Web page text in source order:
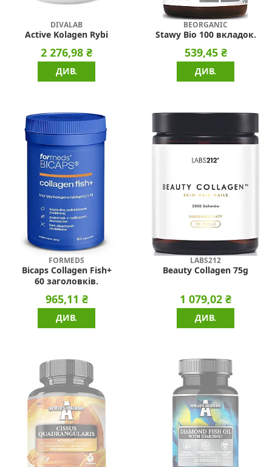
DIVALAB
Active Kolagen Rybi
2 276,98 ₴
ДИВ.
BEORGANIC
Stawy Bio 100 вкладок.
539,45 ₴
ДИВ.
FORMEDS
Bicaps Collagen Fish+
60 заголовків.
965,11 ₴
ДИВ.
LABS212
Beauty Collagen 75g
1 079,02 ₴
ДИВ.